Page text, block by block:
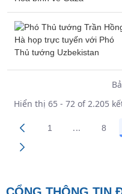
Hiển thị 65 - 72 of 2.205
Các trang trên
1 ...Trang Các
8
CỔNG THÔNG TIN